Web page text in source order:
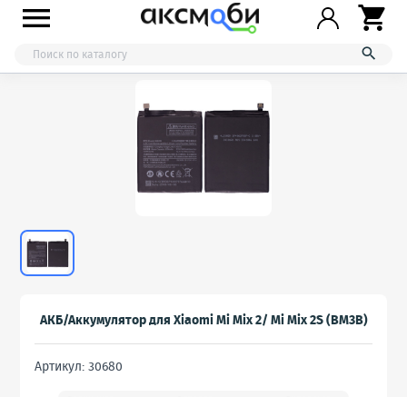



АКБ/Аккумулятор для Xiaomi Mi Mix 2/ Mi Mix 2S (BM3B)
Артикул: 30680